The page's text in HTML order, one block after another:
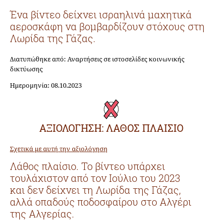
Ένα βίντεο δείχνει ισραηλινά μαχητικά
αεροσκάφη να βομβαρδίζουν στόχους στη
Λωρίδα της Γάζας.
Διατυπώθηκε από: Αναρτήσεις σε ιστοσελίδες κοινωνικής
δικτύωσης
Ημερομηνία: 08.10.2023
ΑΞΙΟΛΟΓΗΣΗ: ΛΑΘΟΣ ΠΛΑΙΣΙΟ
Σχετικά με αυτή την αξιολόγηση
Λάθος πλαίσιο. Το βίντεο υπάρχει
τουλάχιστον από τον Ιούλιο του 2023
και δεν δείχνει τη Λωρίδα της Γάζας,
αλλά οπαδούς ποδοσφαίρου στο Αλγέρι
της Αλγερίας.